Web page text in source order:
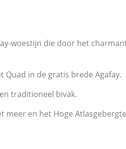
woestijn die door het
Quad in de gratis brede Agafay.
traditioneel bivak.
meer en het Hoge